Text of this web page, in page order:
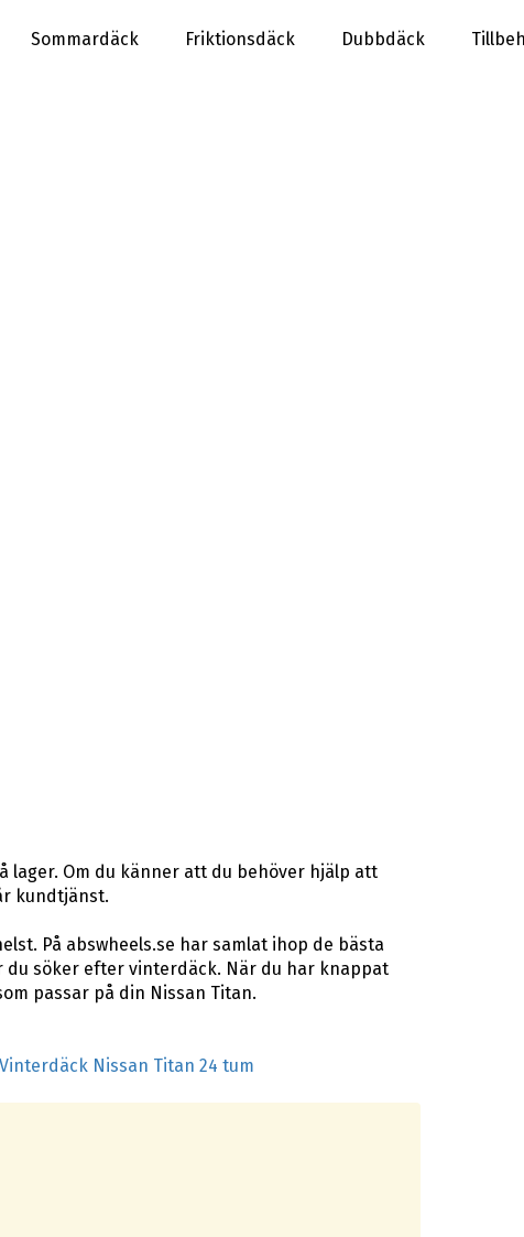
Sommardäck Friktionsdäck Dubbdäck
lager. Om du känner att du behöver hjälp att
kundtjänst.
På abswheels.se har samlat ihop de bästa
du söker efter vinterdäck. När du har knappat
passar på din Nissan Titan.
Vinterdäck Nissan Titan 24 tum